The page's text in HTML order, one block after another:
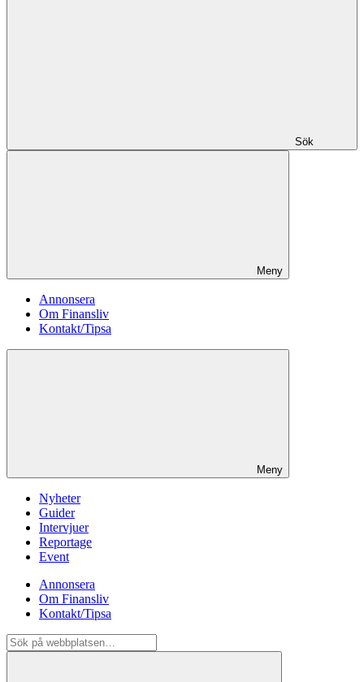
Sök
Meny
Annonsera
Om Finansliv
Kontakt/Tipsa
Meny
Nyheter
Guider
Intervjuer
Reportage
Event
Annonsera
Om Finansliv
Kontakt/Tipsa